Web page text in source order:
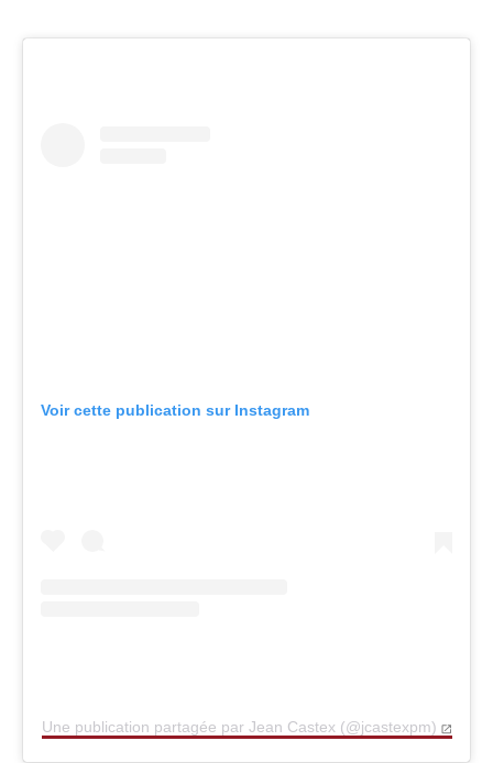
Voir cette publication sur Instagram
Une publication partagée par Jean Castex (@jcastexpm)